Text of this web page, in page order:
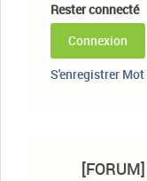
Rester connecté
Connexion
S'enregistrer Mot